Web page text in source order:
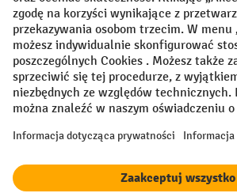
Regulamin Impressum PL
Oświadczenie o ochronie danych
Ustawienia prywatności
All prices excl. VAT plusshipping costsand